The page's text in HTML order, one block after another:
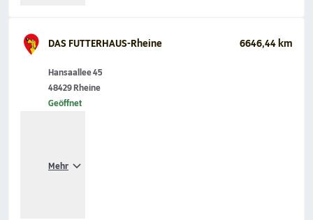
DAS FUTTERHAUS-Rheine 6646,44 km
Hansaallee 45
48429 Rheine
Geöffnet
Mehr